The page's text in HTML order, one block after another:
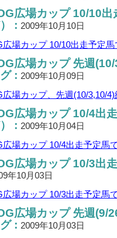
広場カップ 10/10
: 2009年10月10日
広場カップ 10/10出走予定
広場カップ 先週
: 2009年10月09日
広場カップ、先週(10/3,10/
広場カップ 10/4出
: 2009年10月04日
広場カップ 10/4出走予定馬
広場カップ 10/3出
年10月03日
広場カップ 10/3出走予定馬
広場カップ 先週(9/
: 2009年10月03日